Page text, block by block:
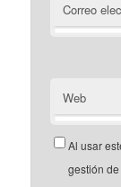
Correo
Web
Al usar
gestión